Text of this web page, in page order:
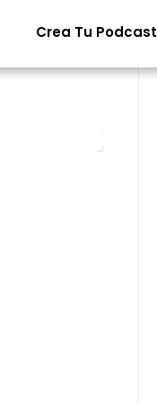
Crea Tu Podcast